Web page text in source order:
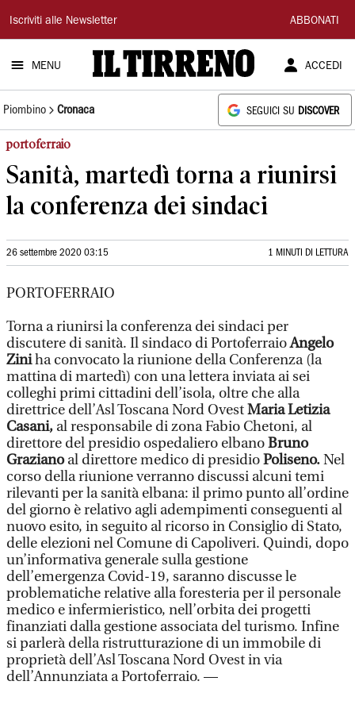
Il
Tirreno
Iscriviti alle Newsletter ABBONATI
MENU ACCEDI
Piombino Cronaca SEGUICI SU DISCOVER
portoferraio
Sanità, martedì torna a riunirsi
la conferenza dei sindaci
26 settembre 2020 03:15 1 MINUTI DI LETTURA
PORTOFERRAIO
Torna a riunirsi la conferenza dei sindaci per
discutere di sanità. Il sindaco di PortoferraioAngelo
Ziniha convocato la riunione della Conferenza (la
mattina di martedì) con una lettera inviata ai sei
colleghi primi cittadini dell’isola, oltre che alla
direttrice dell’Asl Toscana Nord OvestMaria Letizia
Casani, al responsabile di zona Fabio Chetoni, al
direttore del presidio ospedaliero elbanoBruno
Grazianoal direttore medico di presidioPoliseno.Nel
corso della riunione verranno discussi alcuni temi
rilevanti per la sanità elbana: il primo punto all’ordine
del giorno è relativo agli adempimenti conseguenti al
nuovo esito, in seguito al ricorso in Consiglio di Stato,
delle elezioni nel Comune di Capoliveri. Quindi, dopo
un’informativa generale sulla gestione
dell’emergenza Covid-19, saranno discusse le
problematiche relative alla foresteria per il personale
medico e infermieristico, nell’orbita dei progetti
finanziati dalla gestione associata del turismo. Infine
si parlerà della ristrutturazione di un immobile di
proprietà dell’Asl Toscana Nord Ovest in via
dell’Annunziata a Portoferraio. —